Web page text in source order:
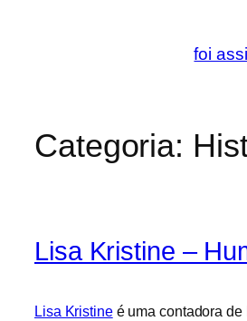
foi
Categoria:
Lisa Kristine –
Lisa Kristineé uma contadora de